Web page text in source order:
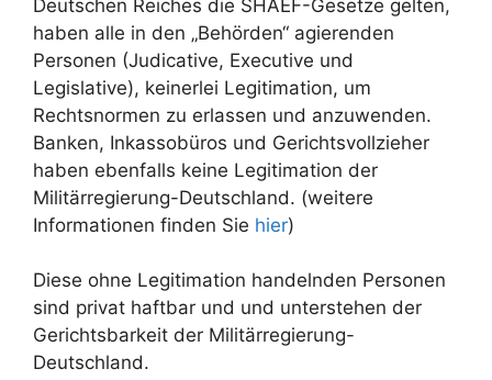
Deutschen Reiches die SHAEF-Gesetze gelten,
haben alle in den „Behörden“ agierenden
Personen (Judicative, Executive und
Legislative), keinerlei Legitimation, um
Rechtsnormen zu erlassen und anzuwenden.
Banken, Inkassobüros und Gerichtsvollzieher
haben ebenfalls keine Legitimation der
Militärregierung-Deutschland. (weitere
Informationen finden Sie hier)
Diese ohne Legitimation handelnden Personen
sind privat haftbar und und unterstehen der
Gerichtsbarkeit der Militärregierung-
Deutschland.